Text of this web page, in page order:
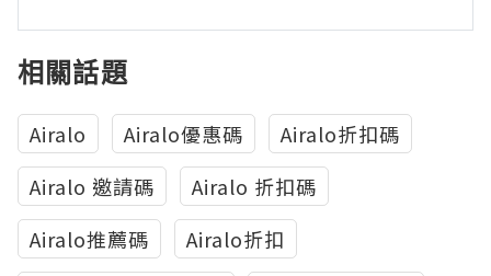
相關話題
Airalo Airalo優惠碼
Airalo折扣碼
Airalo 邀請碼
Airalo 折扣碼
Airalo推薦碼
Airalo折扣